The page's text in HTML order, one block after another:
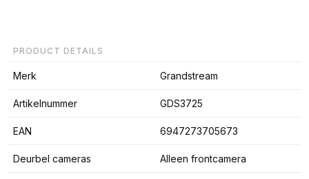
PRODUCT DETAILS
Merk Grandstream
Artikelnummer GDS3725
EAN 6947273705673
Deurbel cameras Alleen frontcamera